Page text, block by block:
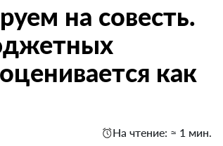
на совесть.
как
На чтение: ≈ 1 мин.